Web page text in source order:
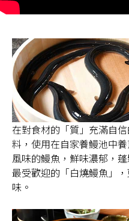
在對食材的「質」充滿自
料，使用在自家養鰻池中
風味的鰻魚，鮮味濃郁，
最受歡迎的「白燒鰻魚」
味。